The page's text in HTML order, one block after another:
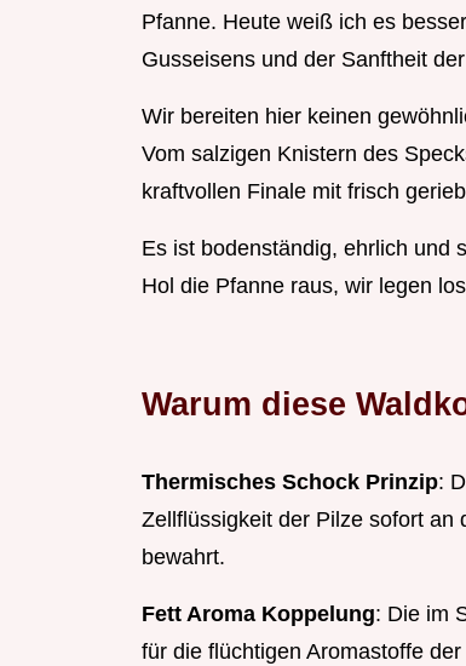
Pfanne. Heute weiß ich es
Gusseisens und der Sanftheit
Wir bereiten hier keinen
Vom salzigen Knistern des
kraftvollen Finale mit frisch
Es ist bodenständig, ehrlich und
Hol die Pfanne raus, wir legen
Warum diese
Thermisches Schock Prinzip:
Zellflüssigkeit der Pilze sofort an
bewahrt.
Fett Aroma Koppelung: Die im
für die flüchtigen Aromastoffe